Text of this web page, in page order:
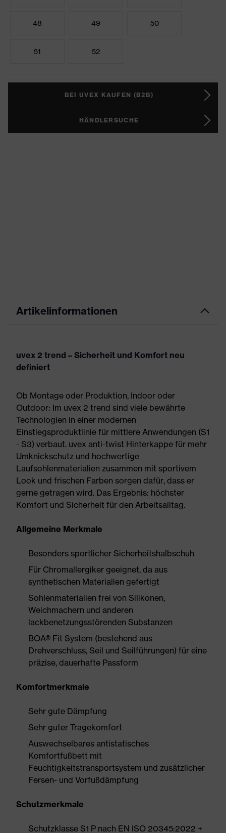
48 49 50
51 52
BEI UVEX KAUFEN (B2B)
HÄNDLERSUCHE
Artikelinformationen
uvex 2 trend – Sicherheit und Komfort neu
definiert
Ob Montage oder Produktion, Indoor oder
Outdoor: Im uvex 2 trend sind viele bewährte
Technologien in einer modernen
Einstiegsproduktlinie für mittlere Anwendungen (S1
- S3) verbaut. uvex anti-twist Hinterkappe für mehr
Umknickschutz und hochwertige
Laufsohlenmaterialien zusammen mit sportivem
Look und frischen Farben sorgen dafür, dass er
gerne getragen wird. Das Ergebnis: höchster
Komfort und Sicherheit für den Arbeitsalltag.
Allgemeine Merkmale
Besonders sportlicher Sicherheitshalbschuh
Für Chromallergiker geeignet, da aus
synthetischen Materialien gefertigt
Sohlenmaterialien frei von Silikonen,
Weichmachern und anderen
lackbenetzungsstörenden Substanzen
BOA® Fit System (bestehend aus
Drehverschluss, Seil und Seilführungen) für eine
präzise, dauerhafte Passform
Komfortmerkmale
Sehr gute Dämpfung
Sehr guter Tragekomfort
Auswechselbares antistatisches
Komfortfußbett mit
Feuchtigkeitstransportsystem und zusätzlicher
Fersen- und Vorfußdämpfung
Schutzmerkmale
Schutzklasse S1 P nach EN ISO 20345:2022 +